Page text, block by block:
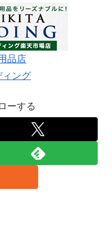
品店
ィング
ーする